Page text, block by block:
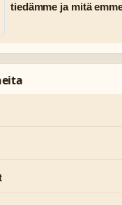
tiedämme ja mitä